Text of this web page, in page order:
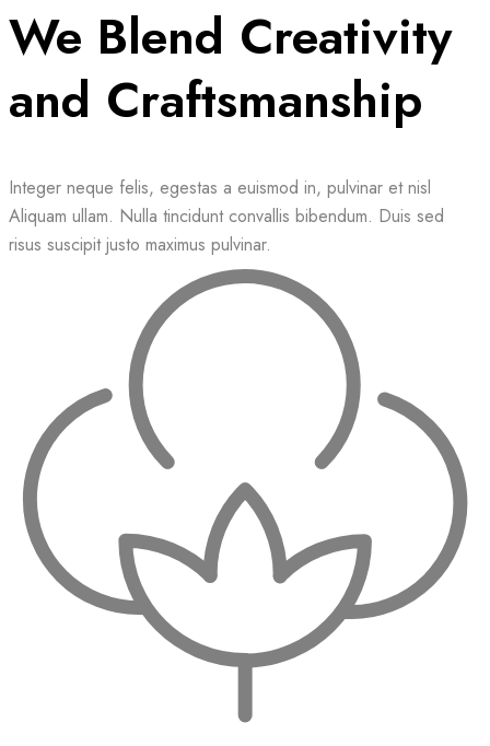
We Blend Creativity
and Craftsmanship
Integer neque felis, egestas a euismod in, pulvinar et nisl
Aliquam ullam. Nulla tincidunt convallis bibendum. Duis sed
risus suscipit justo maximus pulvinar.